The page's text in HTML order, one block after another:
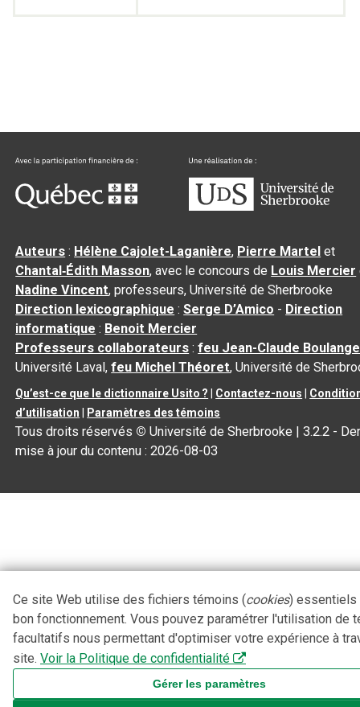
Auteurs : Hélène Cajolet-Laganière, Pierre Martel et
Chantal‑Édith Masson, avec le concours de Louis Mercier
Nadine Vincent, professeurs, Université de Sherbrooke
Direction lexicographique :Serge D’Amico - Direction
informatique : Benoit Mercier
Professeurs collaborateurs :feu Jean-Claude
Université Laval,feu Michel Théoret, Université de
Qu’est-ce que le dictionnaire Usito ? | Contactez-nous |
d’utilisation | Paramètres des témoins
Tous droits réservés © Université de Sherbrooke |3.2.2 -
mise à jour du contenu :2026-08-03
Ce site Web utilise des fichiers témoins (cookies) essentiels
bon fonctionnement. Vous pouvez paramétrer l'utilisation de
facultatifs nous permettant d'optimiser votre expérience à
site. Voir la Politique de confidentialité
Gérer les paramètres